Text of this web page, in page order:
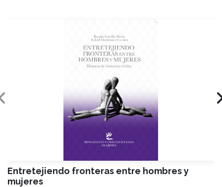
Entretejiendo fronteras entre hombres y
mujeres